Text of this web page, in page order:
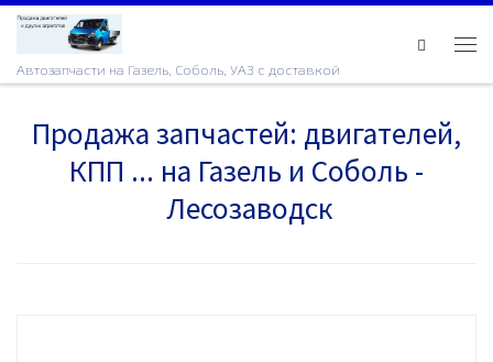
Skip to content
Автозапчасти на Газель, Соболь, УАЗ с доставкой
Продажа запчастей: двигателей,
КПП ... на Газель и Соболь -
Лесозаводск